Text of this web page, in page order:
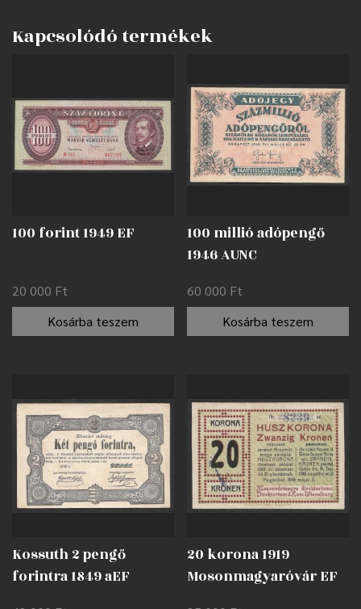
Kapcsolódó termékek
100 forint 1949 EF
20 000 Ft
Kosárba teszem
100 millió adópengő
1946 AUNC
60 000 Ft
Kosárba teszem
Kossuth 2 pengő
forintra 1849 aEF
20 korona 1919
Mosonmagyaróvár EF